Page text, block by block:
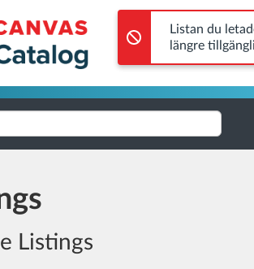
Error,
Listan du
längre
hittades inte. Namnet kan ha ändrats
Listings